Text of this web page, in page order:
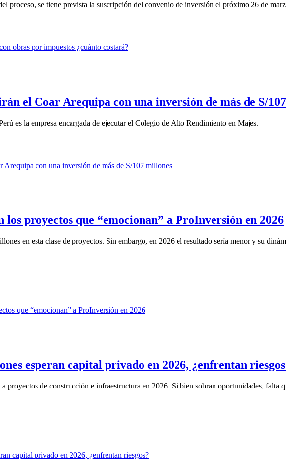
proceso, se tiene prevista la suscripción del convenio de inversión el próximo 26 de
el Coar Arequipa con una inversión de más de S/
es la empresa encargada de ejecutar el Colegio de Alto Rendimiento en Majes.
los proyectos que “emocionan” a ProInversión en 2026
en esta clase de proyectos. Sin embargo, en 2026 el resultado sería menor y su
esperan capital privado en 2026, ¿enfrentan
proyectos de construcción e infraestructura en 2026. Si bien sobran oportunidades, falta